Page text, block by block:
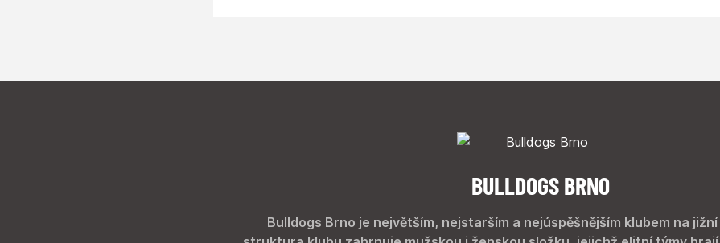
BULLDOGS BRNO
Bulldogs Brno je největším, nejstarším a nejúspěšnějším klubem na